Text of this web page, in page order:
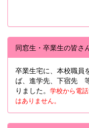
同窓生・卒業生の皆さ
卒業生宅に、本校職員
ば、進学先、下宿先
りました。 学校から電
はありません。